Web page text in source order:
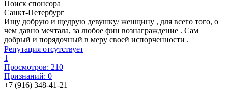
Поиск спонсора
Санкт-Петербург
Ищу добрую и щедрую девушку/ женщину , для всего того, о
чем давно мечтала, за любое фин вознаграждение . Сам
добрый и порядочный в меру своей испорченности .
Репутация отсутствует
1
Просмотров: 210
Признаний: 0
+7 (916) 348-41-21